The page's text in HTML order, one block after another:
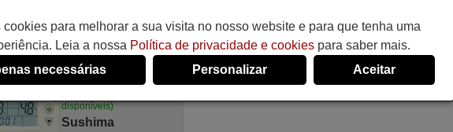
Comandos à distância
universal
SUSHIMA KT-PIR1
(AIR-SENSOR)
disponíveis)
Sushima
cookies para melhorar a sua visita no nosso website e para que tenha uma
Leia a nossa Política de privacidade e cookies para saber mais.
necessárias
Personalizar Aceitar